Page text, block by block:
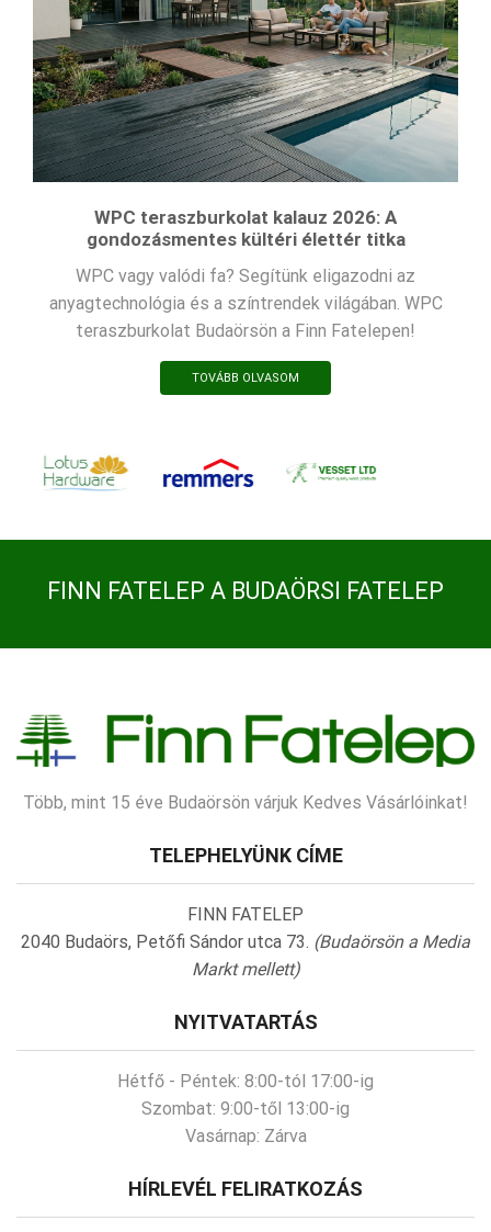
WPC teraszburkolat kalauz 2026: A
gondozásmentes kültéri élettér titka
WPC vagy valódi fa? Segítünk eligazodni az
anyagtechnológia és a színtrendek világában. WPC
teraszburkolat Budaörsön a Finn Fatelepen!
TOVÁBB OLVASOM
FINN FATELEP A BUDAÖRSI FATELEP
Több, mint 15 éve Budaörsön várjuk Kedves Vásárlóinkat!
TELEPHELYÜNK CÍME
FINN FATELEP
2040 Budaörs, Petőfi Sándor utca 73. (Budaörsön a Media
Markt mellett)
NYITVATARTÁS
Hétfő - Péntek: 8:00-tól 17:00-ig
Szombat: 9:00-től 13:00-ig
Vasárnap: Zárva
HÍRLEVÉL FELIRATKOZÁS